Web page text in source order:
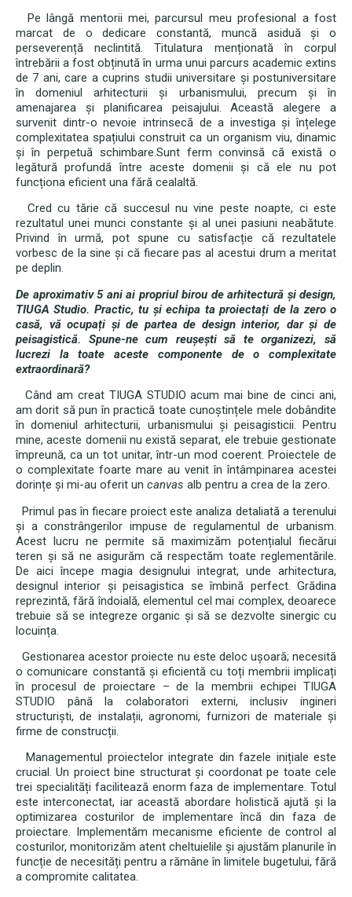
Pe lângă mentorii mei, parcursul meu profesional a fost
marcat de o dedicare constantă, muncă asiduă și o
perseverență neclintită. Titulatura menționată în corpul
întrebării a fost obținută în urma unui parcurs academic extins
de 7 ani, care a cuprins studii universitare și postuniversitare
în domeniul arhitecturii și urbanismului, precum și în
amenajarea și planificarea peisajului. Această alegere a
survenit dintr-o nevoie intrinsecă de a investiga și înțelege
complexitatea spațiului construit ca un organism viu, dinamic
și în perpetuă schimbare.Sunt ferm convinsă că există o
legătură profundă între aceste domenii și că ele nu pot
funcționa eficient una fără cealaltă.
Cred cu tărie că succesul nu vine peste noapte, ci este
rezultatul unei munci constante și al unei pasiuni neabătute.
Privind în urmă, pot spune cu satisfacție că rezultatele
vorbesc de la sine și că fiecare pas al acestui drum a meritat
pe deplin.
De aproximativ 5 ani ai propriul birou de arhitectură și design,
TIUGA Studio. Practic, tu și echipa ta proiectați de la zero o
casă, vă ocupați și de partea de design interior, dar și de
peisagistică. Spune-ne cum reușești să te organizezi, să
lucrezi la toate aceste componente de o complexitate
extraordinară?
Când am creat TIUGA STUDIO acum mai bine de cinci ani,
am dorit să pun în practică toate cunoștințele mele dobândite
în domeniul arhitecturii, urbanismului și peisagisticii. Pentru
mine, aceste domenii nu există separat, ele trebuie gestionate
împreună, ca un tot unitar, într-un mod coerent. Proiectele de
o complexitate foarte mare au venit în întâmpinarea acestei
dorințe și mi-au oferit un canvas alb pentru a crea de la zero.
Primul pas în fiecare proiect este analiza detaliată a terenului
și a constrângerilor impuse de regulamentul de urbanism.
Acest lucru ne permite să maximizăm potențialul fiecărui
teren și să ne asigurăm că respectăm toate reglementările.
De aici începe magia designului integrat, unde arhitectura,
designul interior și peisagistica se îmbină perfect. Grădina
reprezintă, fără îndoială, elementul cel mai complex, deoarece
trebuie să se integreze organic și să se dezvolte sinergic cu
locuința.
Gestionarea acestor proiecte nu este deloc ușoară; necesită
o comunicare constantă și eficientă cu toți membrii implicați
în procesul de proiectare – de la membrii echipei TIUGA
STUDIO până la colaboratori externi, inclusiv ingineri
structuriști, de instalații, agronomi, furnizori de materiale și
firme de construcții.
Managementul proiectelor integrate din fazele inițiale este
crucial. Un proiect bine structurat și coordonat pe toate cele
trei specialități facilitează enorm faza de implementare. Totul
este interconectat, iar această abordare holistică ajută și la
optimizarea costurilor de implementare încă din faza de
proiectare. Implementăm mecanisme eficiente de control al
costurilor, monitorizăm atent cheltuielile și ajustăm planurile în
funcție de necesități pentru a rămâne în limitele bugetului, fără
a compromite calitatea.